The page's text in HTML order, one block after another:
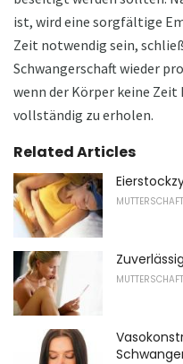
ist, wird eine sorgfältige
Zeit notwendig sein,
Schwangerschaft wieder
wenn der Körper keine Zeit
vollständig zu erholen.
Related Articles
MUTTERSCHAFT
MUTTERSCHAFT